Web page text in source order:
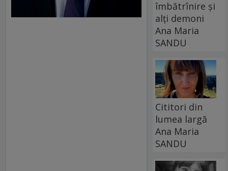
îmbătrînire și
alți demoni
Ana Maria
SANDU
Cititori din
lumea largă
Ana Maria
SANDU